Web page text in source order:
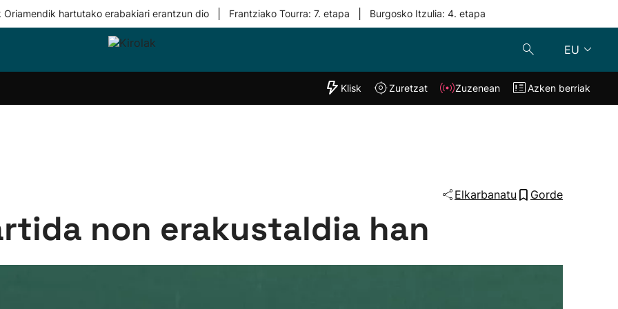
Oriamendik hartutako erabakiari erantzun dio Frantziako Tourra: 7. etapa Burgosko Itzulia: 4. etapa
EU
Taldeak
"Helmuga"
Klisk Zuzenean
Klisk Zuretzat Zuzenean Azken berriak
Elkarbanatu Gorde
non erakustaldia han